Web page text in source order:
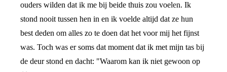
ouders wilden dat ik me bij beide thuis zou voelen. Ik
stond nooit tussen hen in en ik voelde altijd dat ze hun
best deden om alles zo te doen dat het voor mij het fijnst
was. Toch was er soms dat moment dat ik met mijn tas bij
de deur stond en dacht: "Waarom kan ik niet gewoon op